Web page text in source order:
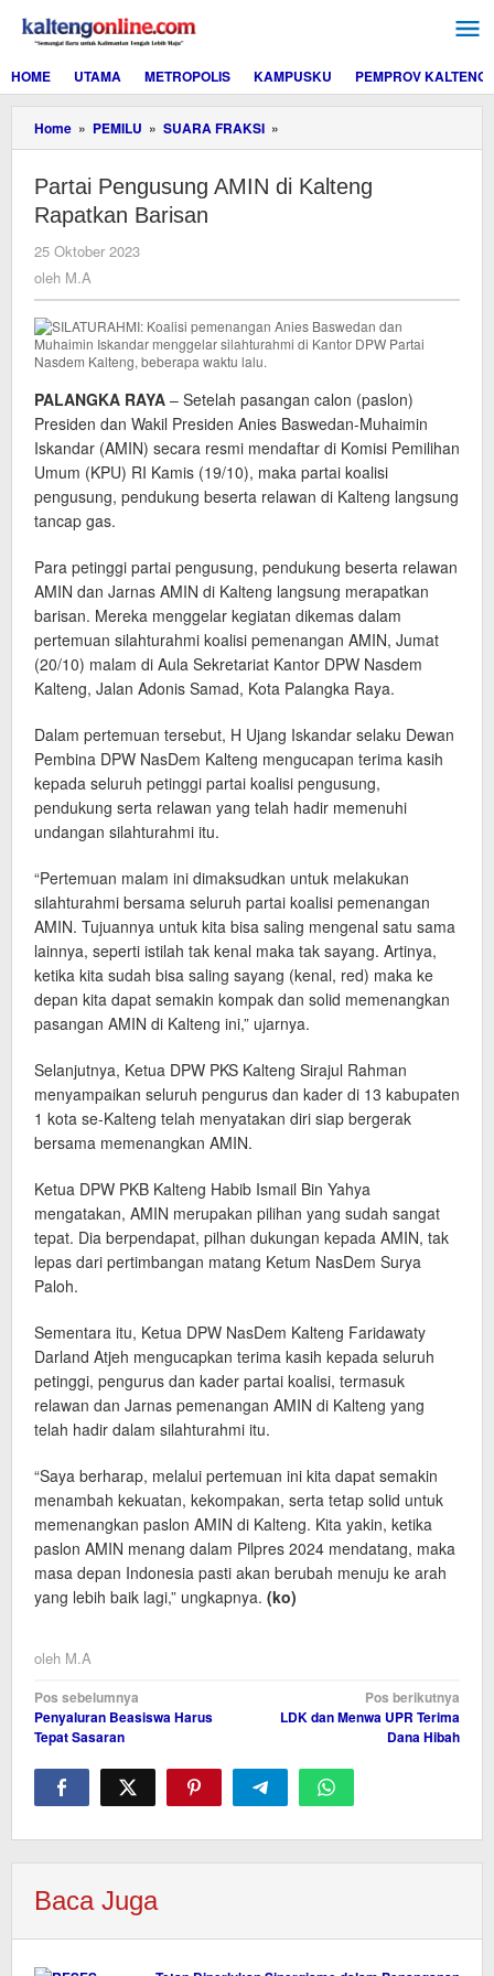
konten
HOME
UTAMA METROPOLIS KAMPUSKU PEMPROV KALTENG
Home » PEMILU » SUARA FRAKSI »
Pengusung
di
Partai Pengusung AMIN di Kalteng
Rapatkan Barisan
25 Oktober 2023
oleh M.A
PALANGKA RAYA – Setelah pasangan calon (paslon)
Presiden dan Wakil Presiden Anies Baswedan-Muhaimin
Iskandar (AMIN) secara resmi mendaftar di Komisi Pemilihan
Umum (KPU) RI Kamis (19/10), maka partai koalisi
pengusung, pendukung beserta relawan di Kalteng langsung
tancap gas.
Para petinggi partai pengusung, pendukung beserta relawan
AMIN dan Jarnas AMIN di Kalteng langsung merapatkan
barisan. Mereka menggelar kegiatan dikemas dalam
pertemuan silahturahmi koalisi pemenangan AMIN, Jumat
(20/10) malam di Aula Sekretariat Kantor DPW Nasdem
Kalteng, Jalan Adonis Samad, Kota Palangka Raya.
Dalam pertemuan tersebut, H Ujang Iskandar selaku Dewan
Pembina DPW NasDem Kalteng mengucapan terima kasih
kepada seluruh petinggi partai koalisi pengusung,
pendukung serta relawan yang telah hadir memenuhi
undangan silahturahmi itu.
“Pertemuan malam ini dimaksudkan untuk melakukan
silahturahmi bersama seluruh partai koalisi pemenangan
AMIN. Tujuannya untuk kita bisa saling mengenal satu sama
lainnya, seperti istilah tak kenal maka tak sayang. Artinya,
ketika kita sudah bisa saling sayang (kenal, red) maka ke
depan kita dapat semakin kompak dan solid memenangkan
pasangan AMIN di Kalteng ini,” ujarnya.
Selanjutnya, Ketua DPW PKS Kalteng Sirajul Rahman
menyampaikan seluruh pengurus dan kader di 13 kabupaten
1 kota se-Kalteng telah menyatakan diri siap bergerak
bersama memenangkan AMIN.
Ketua DPW PKB Kalteng Habib Ismail Bin Yahya
mengatakan, AMIN merupakan pilihan yang sudah sangat
tepat. Dia berpendapat, pilhan dukungan kepada AMIN, tak
lepas dari pertimbangan matang Ketum NasDem Surya
Paloh.
Sementara itu, Ketua DPW NasDem Kalteng Faridawaty
Darland Atjeh mengucapkan terima kasih kepada seluruh
petinggi, pengurus dan kader partai koalisi, termasuk
relawan dan Jarnas pemenangan AMIN di Kalteng yang
telah hadir dalam silahturahmi itu.
“Saya berharap, melalui pertemuan ini kita dapat semakin
menambah kekuatan, kekompakan, serta tetap solid untuk
memenangkan paslon AMIN di Kalteng. Kita yakin, ketika
paslon AMIN menang dalam Pilpres 2024 mendatang, maka
masa depan Indonesia pasti akan berubah menuju ke arah
yang lebih baik lagi,” ungkapnya. (ko)
oleh M.A
Navigasi
pos
Pos sebelumnya
Penyaluran Beasiswa Harus
Tepat Sasaran
Pos berikutnya
LDK dan Menwa UPR Terima
Dana Hibah
Baca Juga